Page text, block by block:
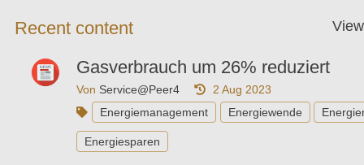
Recent content
Gasverbrauch um 26% reduziert
Von Service@Peer4
2 Aug 2023
Energiemanagement
Energiewende
Energiesparen